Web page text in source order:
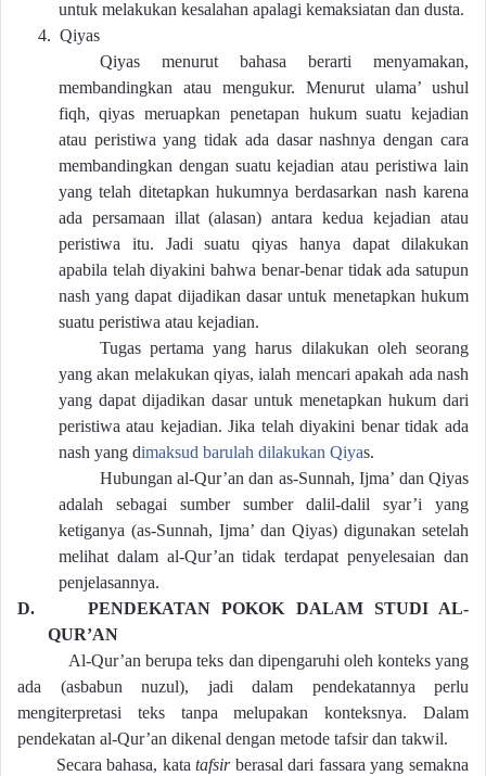
untuk melakukan kesalahan apalagi kemaksiatan dan dusta.
4. Qiyas
Qiyas menurut bahasa berarti menyamakan,
membandingkan atau mengukur. Menurut ulama’ ushul
fiqh, qiyas meruapkan penetapan hukum suatu kejadian
atau peristiwa yang tidak ada dasar nashnya dengan cara
membandingkan dengan suatu kejadian atau peristiwa lain
yang telah ditetapkan hukumnya berdasarkan nash karena
ada persamaan illat (alasan) antara kedua kejadian atau
peristiwa itu. Jadi suatu qiyas hanya dapat dilakukan
apabila telah diyakini bahwa benar-benar tidak ada satupun
nash yang dapat dijadikan dasar untuk menetapkan hukum
suatu peristiwa atau kejadian.
Tugas pertama yang harus dilakukan oleh seorang
yang akan melakukan qiyas, ialah mencari apakah ada nash
yang dapat dijadikan dasar untuk menetapkan hukum dari
peristiwa atau kejadian. Jika telah diyakini benar tidak ada
nash yang dimaksud barulah dilakukan Qiyas.
Hubungan al-Qur’an dan as-Sunnah, Ijma’ dan Qiyas
adalah sebagai sumber sumber dalil-dalil syar’i yang
ketiganya (as-Sunnah, Ijma’ dan Qiyas) digunakan setelah
melihat dalam al-Qur’an tidak terdapat penyelesaian dan
penjelasannya.
D.
PENDEKATAN POKOK DALAM STUDI AL-
QUR’AN
Al-Qur’an berupa teks dan dipengaruhi oleh konteks yang
ada (asbabun nuzul), jadi dalam pendekatannya perlu
mengiterpretasi teks tanpa melupakan konteksnya. Dalam
pendekatan al-Qur’an dikenal dengan metode tafsir dan takwil.
Secara bahasa, katatafsirberasal dari fassara yang semakna